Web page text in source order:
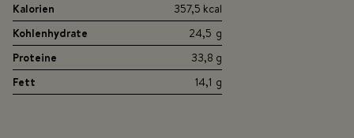
Kalorien
357,5 kcal
Kohlenhydrate
24,5 g
Proteine
33,8 g
Fett
14,1 g